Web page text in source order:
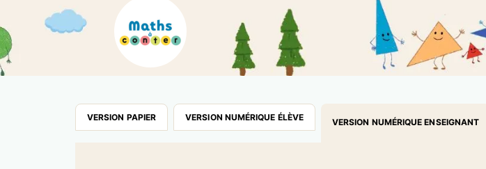
VERSION PAPIER VERSION NUMÉRIQUE ÉLÈVE VERSION NUMÉRIQUE ENSEIGNANT